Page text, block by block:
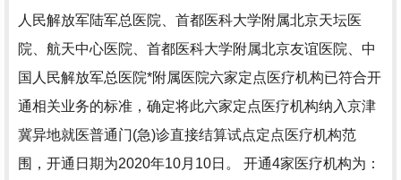
人民解放军陆军总医院、首都医科大学附属北京天坛医
院、航天中心医院、首都医科大学附属北京友谊医院、中
国人民解放军总医院*附属医院六家定点医疗机构已符合开
通相关业务的标准，确定将此六家定点医疗机构纳入京津
冀异地就医普通门(急)诊直接结算试点定点医疗机构范
围，开通日期为2020年10月10日。 开通4家医疗机构为：